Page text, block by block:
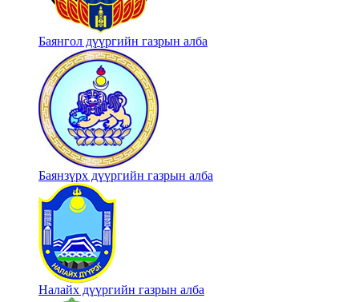
Баянгол дүүргийн газрын алба
Баянзүрх дүүргийн газрын алба
Налайх дүүргийн газрын алба